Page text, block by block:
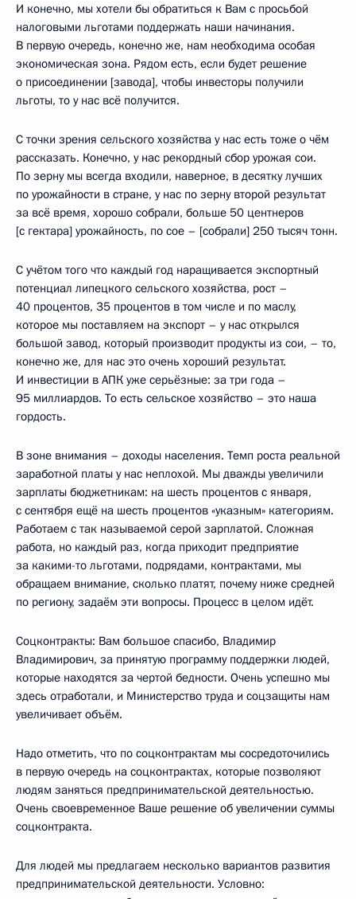
И конечно, мы хотели бы обратиться к Вам с просьбой
налоговыми льготами поддержать наши начинания.
В первую очередь, конечно же, нам необходима особая
экономическая зона. Рядом есть, если будет решение
о присоединении [завода], чтобы инвесторы получили
льготы, то у нас всё получится.
С точки зрения сельского хозяйства у нас есть тоже о чём
рассказать. Конечно, у нас рекордный сбор урожая сои.
По зерну мы всегда входили, наверное, в десятку лучших
по урожайности в стране, у нас по зерну второй результат
за всё время, хорошо собрали, больше 50 центнеров
[с гектара] урожайность, по сое – [собрали] 250 тысяч тонн.
С учётом того что каждый год наращивается экспортный
потенциал липецкого сельского хозяйства, рост –
40 процентов, 35 процентов в том числе и по маслу,
которое мы поставляем на экспорт – у нас открылся
большой завод, который производит продукты из сои, – то,
конечно же, для нас это очень хороший результат.
И инвестиции в АПК уже серьёзные: за три года –
95 миллиардов. То есть сельское хозяйство – это наша
гордость.
В зоне внимания – доходы населения. Темп роста реальной
заработной платы у нас неплохой. Мы дважды увеличили
зарплаты бюджетникам: на шесть процентов с января,
с сентября ещё на шесть процентов «указным» категориям.
Работаем с так называемой серой зарплатой. Сложная
работа, но каждый раз, когда приходит предприятие
за какими-то льготами, подрядами, контрактами, мы
обращаем внимание, сколько платят, почему ниже средней
по региону, задаём эти вопросы. Процесс в целом идёт.
Соцконтракты: Вам большое спасибо, Владимир
Владимирович, за принятую программу поддержки людей,
которые находятся за чертой бедности. Очень успешно мы
здесь отработали, и Министерство труда и соцзащиты нам
увеличивает объём.
Надо отметить, что по соцконтрактам мы сосредоточились
в первую очередь на соцконтрактах, которые позволяют
людям заняться предпринимательской деятельностью.
Очень своевременное Ваше решение об увеличении суммы
соцконтракта.
Для людей мы предлагаем несколько вариантов развития
предпринимательской деятельности. Условно: